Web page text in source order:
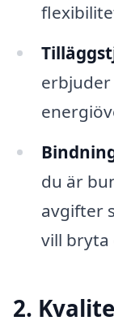
du är
avgifter
vill bryta
2.